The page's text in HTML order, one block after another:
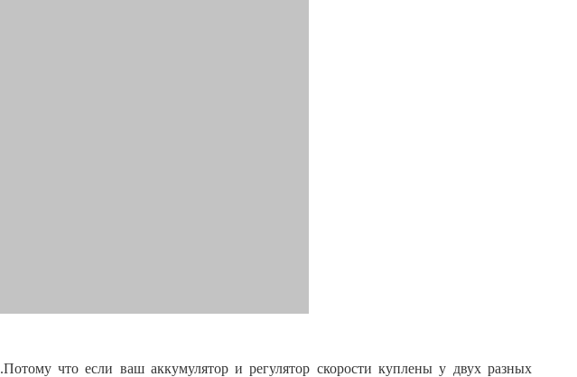
что если ваш аккумулятор и регулятор скорости куплены у двух разных